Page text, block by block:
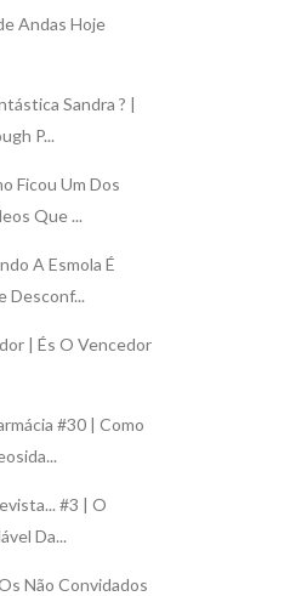
Andas Hoje
Sandra ? |
P...
Ficou Um Dos
Que ...
A Esmola É
Desconf...
| És O Vencedor
#30 | Como
#3 | O
Da...
Não Convidados